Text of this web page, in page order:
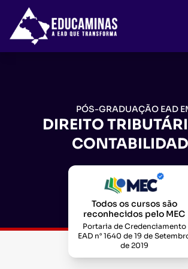
PÓS-GRADUAÇÃO EAD
DIREITO
Todos os cursos são
reconhecidos pelo MEC
Portaria de Credenciamento
EAD n° 1640 de 19 de
de 2019